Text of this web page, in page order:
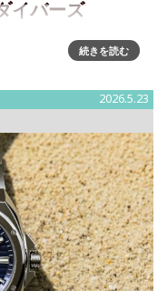
イバーズ
リザーブ」～静かに時
✖ ノンデイト仕様、ミ
用し、時を正確に読む
続きを読む
2026.5.23